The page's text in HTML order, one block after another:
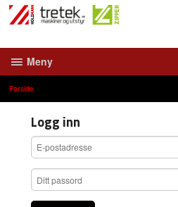
Gå
Meny
Forside
Logg inn